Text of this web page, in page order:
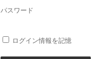
パスワード
ログイン情報を記憶